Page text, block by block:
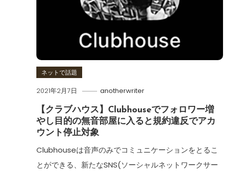
ネットで話題
2021年2月7日 anotherwriter
【クラブハウス】Clubhouseでフォロワー増
やし目的の無音部屋に入ると規約違反でアカ
ウント停止対象
Clubhouseは音声のみでコミュニケーションをとるこ
とができる、新たなSNS(ソーシャルネットワークサー